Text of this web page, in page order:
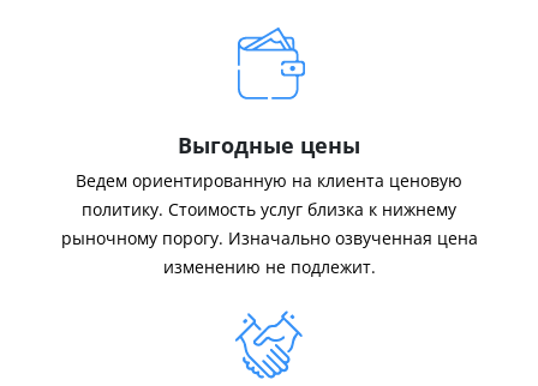
Выгодные цены
Ведем ориентированную на клиента ценовую
политику. Стоимость услуг близка к нижнему
рыночному порогу. Изначально озвученная цена
изменению не подлежит.